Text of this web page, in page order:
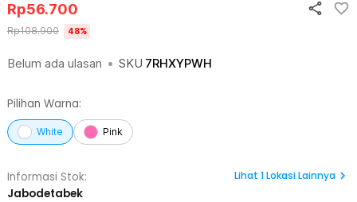
Belum ada ulasan • SKU 7RHXYPWH
Rp56.700
Rp108.900 48%
Pilihan Warna:
White Pink
Informasi Stok:
Jabodetabek
Lihat 1Lokasi Lainnya